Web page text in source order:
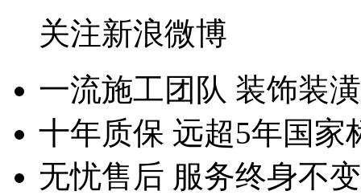
关注新浪微博
一流施工团队 装饰装
十年质保 远超5年国家
无忧售后 服务终身不